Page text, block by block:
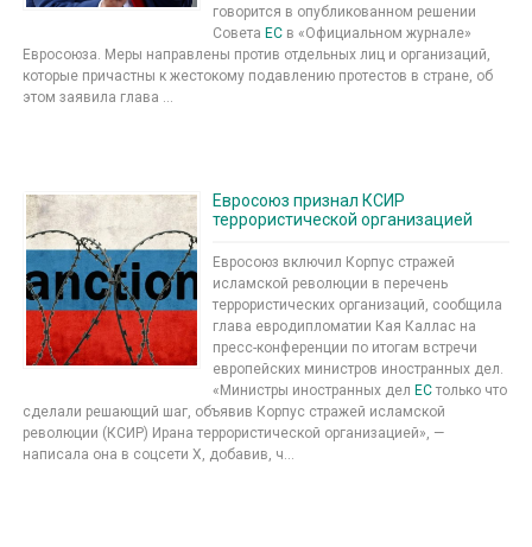
говорится в опубликованном решении
Совета ЕС в «Официальном журнале»
Евросоюза. Меры направлены против отдельных лиц и организаций,
которые причастны к жестокому подавлению протестов в стране, об
этом заявила глава ...
Евросоюз признал КСИР
террористической организацией
Евросоюз включил Корпус стражей
исламской революции в перечень
террористических организаций, сообщила
глава евродипломатии Кая Каллас на
пресс-конференции по итогам встречи
европейских министров иностранных дел.
«Министры иностранных дел ЕСтолько что
сделали решающий шаг, объявив Корпус стражей исламской
революции (КСИР) Ирана террористической организацией», —
написала она в соцсети X, добавив, ч...